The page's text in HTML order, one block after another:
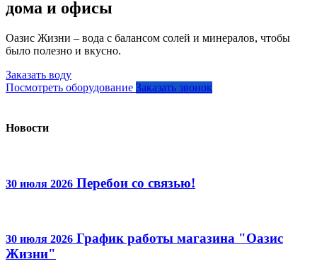
дома и офисы
Оазис Жизни – вода с балансом солей и минералов, чтобы
было полезно и вкусно.
Заказать воду
Посмотреть оборудование Заказать звонок
Новости
30 июля 2026 Перебои со связью!
30 июля 2026 График работы магазина "Оазис
Жизни"